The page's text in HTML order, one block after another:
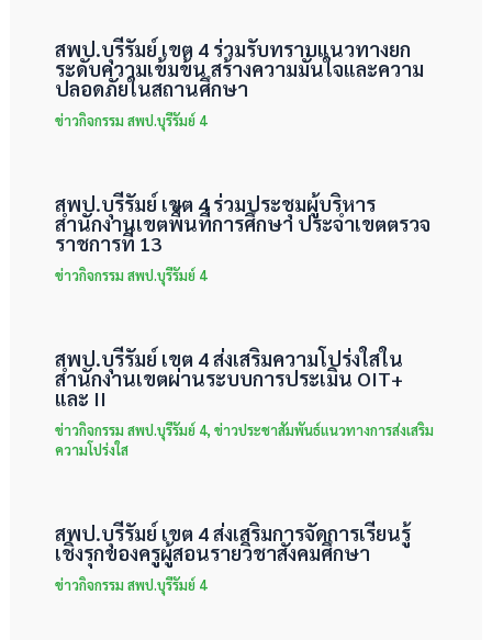
สพป.บุรีรัมย์ เขต 4 ร่วมรับทราบแนวทางยก
ระดับความเข้มข้น สร้างความมั่นใจและความ
ปลอดภัยในสถานศึกษา
ข่าวกิจกรรม สพป.บุรีรัมย์ 4
สพป.บุรีรัมย์ เขต 4 ร่วมประชุมผู้บริหาร
สำนักงานเขตพื้นที่การศึกษา ประจำเขตตรวจ
ราชการที่ 13
ข่าวกิจกรรม สพป.บุรีรัมย์ 4
สพป.บุรีรัมย์ เขต 4 ส่งเสริมความโปร่งใสใน
สำนักงานเขตผ่านระบบการประเมิน OIT+
และ II
ข่าวกิจกรรม สพป.บุรีรัมย์ 4, ข่าวประชาสัมพันธ์แนวทางการส่งเสริม
ความโปร่งใส
สพป.บุรีรัมย์ เขต 4 ส่งเสริมการจัดการเรียนรู้
เชิงรุกของครูผู้สอนรายวิชาสังคมศึกษา
ข่าวกิจกรรม สพป.บุรีรัมย์ 4